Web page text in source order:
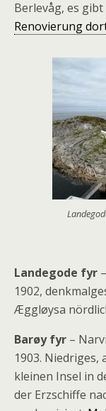
Berlevåg, es
Renovierung
Landegode fyr
1902,
Æggløysa
Barøy fyr –
1903.
kleinen Insel in
der Erzschiffe